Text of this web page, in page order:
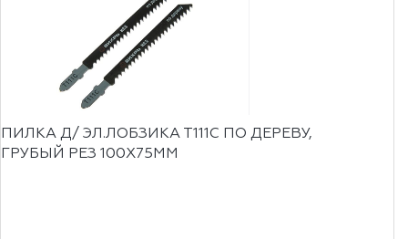
ПИЛКА Д/ ЭЛ.ЛОБЗИКА Т111C ПО ДЕРЕВУ,
ГРУБЫЙ РЕЗ 100Х75ММ